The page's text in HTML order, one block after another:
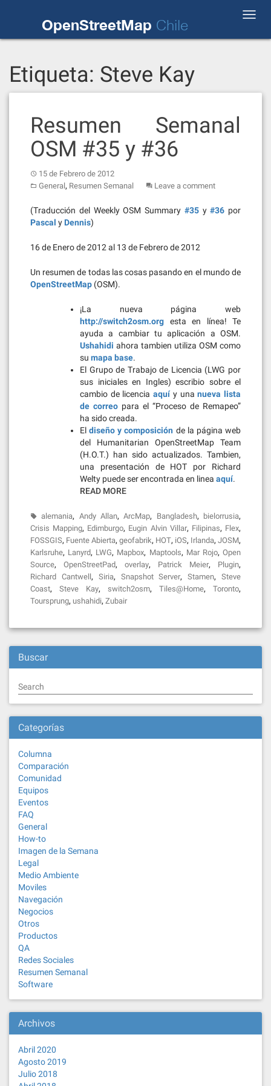
OpenStreetMap Chile
Etiqueta: Steve Kay
Resumen Semanal
OSM #35 y #36
15 de Febrero de 2012
General, Resumen Semanal Leave a comment
(Traducción del Weekly OSM Summary #35y#36 por
Pascal y Dennis)
16 de Enero de 2012 al 13 de Febrero de 2012
Un resumen de todas las cosas pasando en el mundo de
OpenStreetMap (OSM).
¡La nueva página web
http://switch2osm.org esta en línea! Te
ayuda a cambiar tu aplicación a OSM.
Ushahidi ahora tambien utiliza OSM como
su mapa base.
El Grupo de Trabajo de Licencia (LWG por
sus iniciales en Ingles) escribio sobre el
cambio de licenciaaquíy unanueva lista
de correo para el “Proceso de Remapeo”
ha sido creada.
Eldiseño y composición de la página web
del Humanitarian OpenStreetMap Team
(H.O.T.) han sido actualizados. Tambien,
una presentación de HOT por Richard
Welty puede ser encontrada en linea aquí.
READ MORE
alemania, Andy Allan,ArcMap, Bangladesh, bielorrusia,
Crisis Mapping, Edimburgo, Eugin Alvin Villar, Filipinas, Flex,
FOSSGIS, Fuente Abierta, geofabrik, HOT, iOS, Irlanda, JOSM,
Karlsruhe, Lanyrd, LWG, Mapbox, Maptools, Mar Rojo,Open
Source, OpenStreetPad, overlay, Patrick Meier, Plugin,
Richard Cantwell, Siria, Snapshot Server,Stamen,Steve
Coast, Steve Kay, switch2osm, Tiles@Home, Toronto,
Toursprung, ushahidi, Zubair
Buscar
Search
Categorías
Columna
Comparación
Comunidad
Equipos
Eventos
FAQ
General
How-to
Imagen de la Semana
Legal
Medio Ambiente
Moviles
Navegación
Negocios
Otros
Productos
QA
Redes Sociales
Resumen Semanal
Software
Archivos
Abril 2020
Agosto 2019
Julio 2018